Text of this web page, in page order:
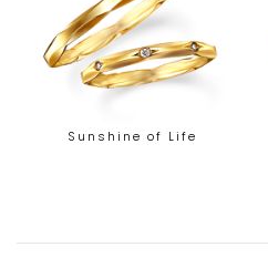
Sunshine of Life